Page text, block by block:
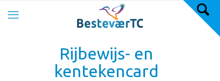
Rijbewijs- en
kentekencard